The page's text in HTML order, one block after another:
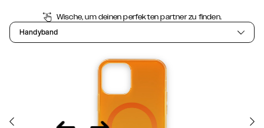
Wische, um deinen perfekten partner zu finden.
Handyband